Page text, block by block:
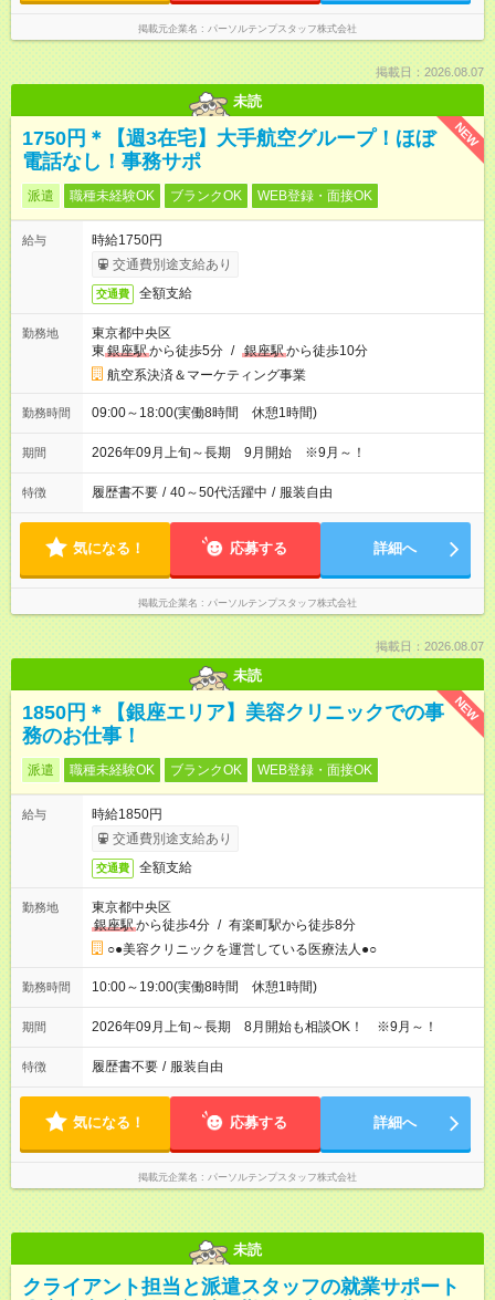
掲載元企業名 パーソルテンプスタッフ株式会社
掲載日：2026.08.07
未読
NEW
1750円＊【週3在宅】大手航空グループ！ほぼ
電話なし！事務サポ
派遣 職種未経験OK ブランクOK WEB登録・面接OK
給与
時給1750円
交通費別途支給あり
交通費 全額支給
勤務地
東京都中央区
東 銀座駅から徒歩5分 / 銀座駅から徒歩10分
航空系決済＆マーケティング事業
勤務時間 09:00～18:00(実働8時間 休憩1時間)
期間 2026年09月上旬～長期 9月開始 ※9月～！
特徴 履歴書不要 / 40～50代活躍中 / 服装自由
気になる！ 応募する 詳細へ
掲載元企業名 パーソルテンプスタッフ株式会社
掲載日：2026.08.07
未読
NEW
1850円＊【銀座エリア】美容クリニックでの事
務のお仕事！
派遣 職種未経験OK ブランクOK WEB登録・面接OK
給与
時給1850円
交通費別途支給あり
交通費 全額支給
勤務地
東京都中央区
銀座駅から徒歩4分 / 有楽町駅から徒歩8分
○●美容クリニックを運営している医療法人●○
勤務時間 10:00～19:00(実働8時間 休憩1時間)
期間 2026年09月上旬～長期 8月開始も相談OK！ ※9月～！
特徴 履歴書不要 / 服装自由
気になる！ 応募する 詳細へ
掲載元企業名 パーソルテンプスタッフ株式会社
未読
クライアント担当と派遣スタッフの就業サポート